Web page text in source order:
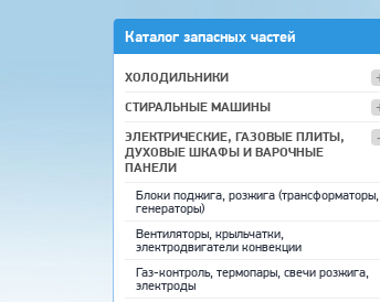
Каталог запасных частей
ХОЛОДИЛЬНИКИ
СТИРАЛЬНЫЕ МАШИНЫ
ЭЛЕКТРИЧЕСКИЕ, ГАЗОВЫЕ ПЛИТЫ,
ДУХОВЫЕ ШКАФЫ И ВАРОЧНЫЕ
ПАНЕЛИ
Блоки поджига, розжига (трансформаторы,
генераторы)
Вентиляторы, крыльчатки,
электродвигатели конвекции
Газ-контроль, термопары, свечи розжига,
электроды